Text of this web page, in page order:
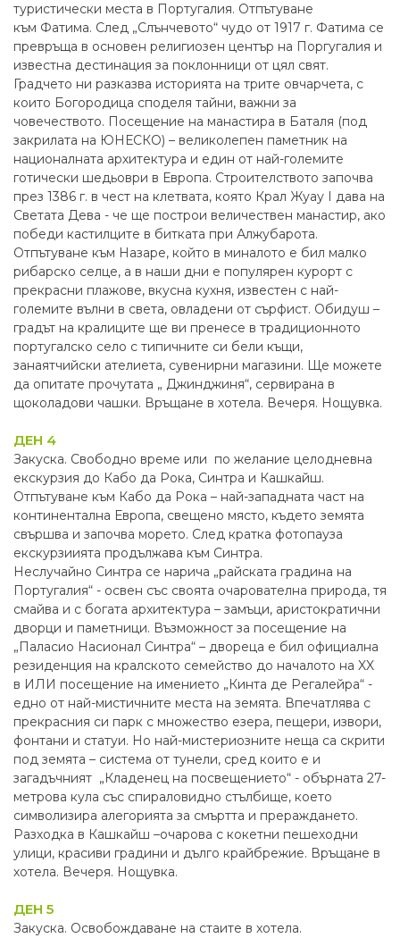
туристически места в Португалия. Отпътуване
към Фатима. След „Слънчевото“ чудо от 1917 г. Фатима се
превръща в основен религиозен център на Поргугалия и
известна дестинация за поклонници от цял свят.
Градчето ни разказва историята на трите овчарчета, с
които Богородица споделя тайни, важни за
човечеството. Посещение на манастира в Баталя (под
закрилата на ЮНЕСКО) – великолепен паметник на
националната архитектура и един от най-големите
готически шедьоври в Европа. Строителството започва
през 1386 г. в чест на клетвата, която Крал Жуау І дава на
Светата Дева - че ще построи величествен манастир, ако
победи кастилците в битката при Алжубарота.
Отпътуване към Назаре, който в миналото е бил малко
рибарско селце, а в наши дни е популярен курорт с
прекрасни плажове, вкусна кухня, известен с най-
големите вълни в света, овладени от сърфист. Обидуш –
градът на кралиците ще ви пренесе в традиционното
португалско село с типичните си бели къщи,
занаятчийски ателиета, сувенирни магазини. Ще можете
да опитате прочутата „ Джинджиня“, сервирана в
щоколадови чашки. Връщане в хотела. Вечеря. Нощувка.
ДЕН 4
Закуска. Свободно време или по желание целодневна
екскурзия до Кабо да Рока, Синтра и Кашкайш.
Отпътуване към Кабо да Рока – най-западната част на
континентална Европа, свещено място, където земята
свършва и започва морето. След кратка фотопауза
екскурзиията продължава към Синтра.
Неслучайно Синтра се нарича „райската градина на
Португалия“ - освен със своята очарователна природа, тя
смайва и с богата архитектура – замъци, аристократични
дворци и паметници. Възможност за посещение на
„Паласио Насионал Синтра“ – двореца е бил официална
резиденция на кралското семейство до началото на XX
в ИЛИ посещение на имението „Кинта де Регалейра“ -
едно от най-мистичните места на земята. Впечатлява с
прекрасния си парк с множество езера, пещери, извори,
фонтани и статуи. Но най-мистериозните неща са скрити
под земята – система от тунели, сред които е и
загадъчният „Кладенец на пoсвещението“ - обърната 27-
метрова кула със спираловидно стълбище, което
символизира алегорията за смъртта и прераждането.
Разходка в Кашкайш –очарова с кокетни пешеходни
улици, красиви градини и дълго крайбрежие. Връщане в
хотела. Вечеря. Нощувка.
ДЕН 5
Закуска. Освобождаване на стаите в хотела.